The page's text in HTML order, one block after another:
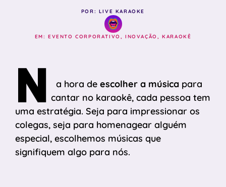
POR: LIVE KARAOKE
EM:EVENTO CORPORATIVO,INOVAÇÃO,KARAOKÊ
N a hora de escolher a música para
cantar no karaokê, cada pessoa tem
uma estratégia. Seja para impressionar os
colegas, seja para homenagear alguém
especial, escolhemos músicas que
signifiquem algo para nós.